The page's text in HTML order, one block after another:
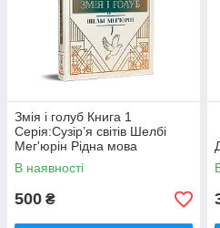
Змія і голуб Книга 1
Серія:Сузір’я світів Шелбі
Мег'юрін Рідна мова
В наявності
500 ₴